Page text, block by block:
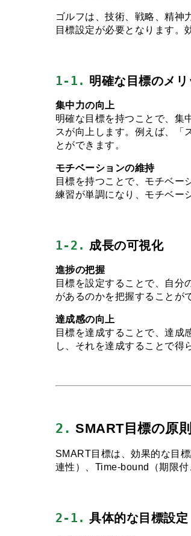
ゴルフは、技術、戦略、精神
目標設定が必要となります。
1-1. 明確な目標のメリ
集中力の向上
明確な目標を持つことで、集
スが向上します。例えば、「
とができます。
モチベーションの維持
目標を持つことで、モチベー
練習が単調になり、モチベー
1-2. 成長の可視化
進捗の把握
目標を設定することで、自分
があるのかを把握することが
達成感の向上
目標を達成することで、達成
し、それを達成することで得
2. SMART目標の原則
SMART目標は、効果的な目
連性）、Time-bound（期限付
2-1. 具体的な目標設